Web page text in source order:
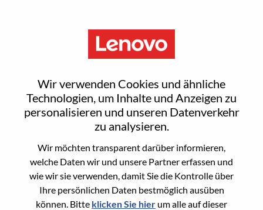
Wir verwenden Cookies und ähnliche
Technologien, um Inhalte und Anzeigen zu
personalisieren und unseren Datenverkehr
zu analysieren.
Wir möchten transparent darüber informieren,
welche Daten wir und unsere Partner erfassen und
wie wir sie verwenden, damit Sie die Kontrolle über
Ihre persönlichen Daten bestmöglich ausüben
können. Bitte klicken Sie hier um alle auf dieser
Reset password
Are you sure you want to reset your
Enter the email address associated with your
account, then click "Continue".